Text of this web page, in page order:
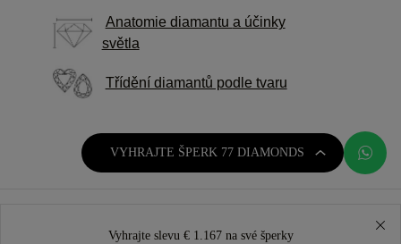
Anatomie diamantu a účinky
světla
Třídění diamantů podle tvaru
VYHRAJTE ŠPERK 77 DIAMONDS
Vyhrajte slevu € 1.167 na své šperky